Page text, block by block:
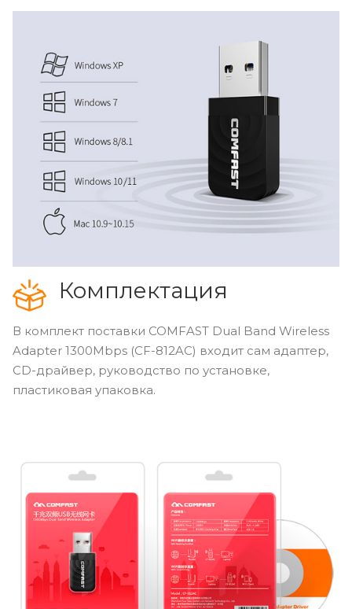
Комплектация
В комплект поставки COMFAST Dual Band Wireless
Adapter 1300Mbps (CF-812AC) входит сам адаптер,
CD-драйвер, руководство по установке,
пластиковая упаковка.